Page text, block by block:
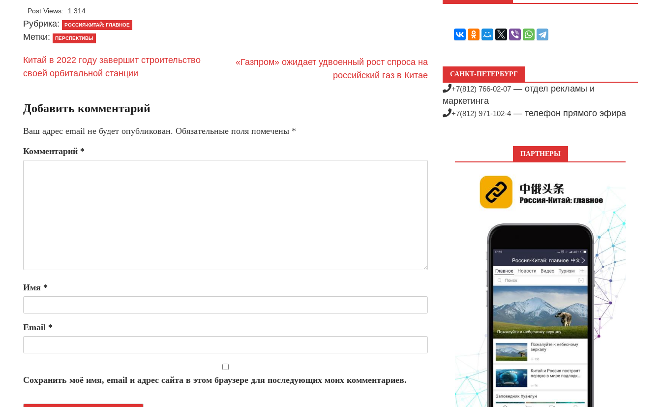
Post Views: 1 314
Рубрика: РОССИЯ-КИТАЙ: ГЛАВНОЕ
Метки: ПЕРСПЕКТИВЫ
Китай в 2022 году завершит строительство
своей орбитальной станции
«Газпром» ожидает удвоенный рост спроса на
российский газ в Китае
Добавить комментарий
Ваш адрес email не будет опубликован. Обязательные поля помечены *
Комментарий *
Имя *
Email *
Сохранить моё имя, email и адрес сайта в этом браузере для последующих моих комментариев.
САНКТ-ПЕТЕРБУРГ
+7(812) 766-02-07 — отдел рекламы и
маркетинга
+7(812) 971-102-4 — телефон прямого эфира
ПАРТНЕРЫ